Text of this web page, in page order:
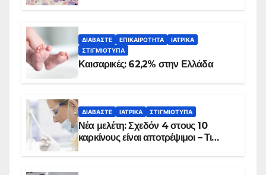
ΔΙΑΒΆΣΤΕ ΕΠΙΚΑΙΡΌΤΗΤΑ
ΙΑΤΡΙΚΆ
ΣΤΙΓΜΙΌΤΥΠΑ
Καισαρικές: 62,2% στην Ελλάδα
ΔΙΑΒΆΣΤΕ ΙΑΤΡΙΚΆ ΣΤΙΓΜΙΌΤΥΠΑ
Νέα μελέτη: Σχεδόν 4 στους 10
καρκίνους είναι αποτρέψιμοι – Τι